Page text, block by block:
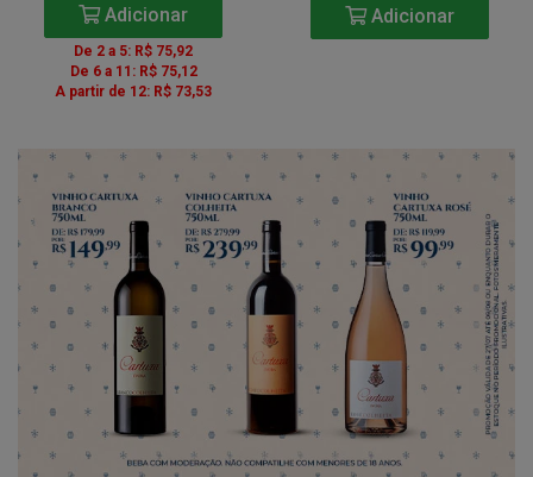
Adicionar
De 2 a 5: R$ 75,92
De 6 a 11: R$ 75,12
A partir de 12: R$ 73,53
Adicionar